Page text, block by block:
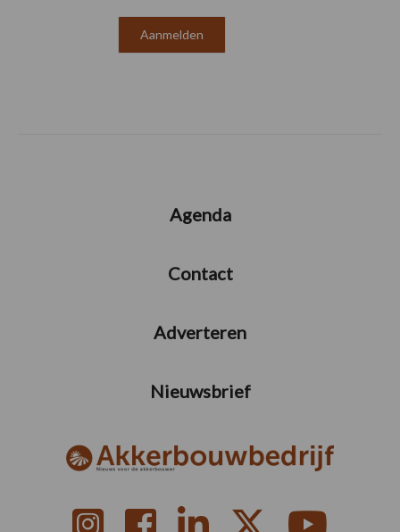
Agenda
Contact
Adverteren
Nieuwsbrief